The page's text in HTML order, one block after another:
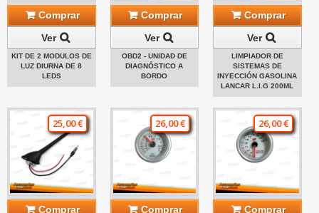
Comprar
Ver
KIT DE 2 MODULOS DE
LUZ DIURNA DE 8
LEDS
Comprar
Ver
OBD2 - UNIDAD DE
DIAGNÓSTICO A
BORDO
Comprar
Ver
LIMPIADOR DE
SISTEMAS DE
INYECCIÓN GASOLINA
LANCAR L.I.G 200ML
25,00 €
Comprar
26,00 €
Comprar
26,00 €
Comprar